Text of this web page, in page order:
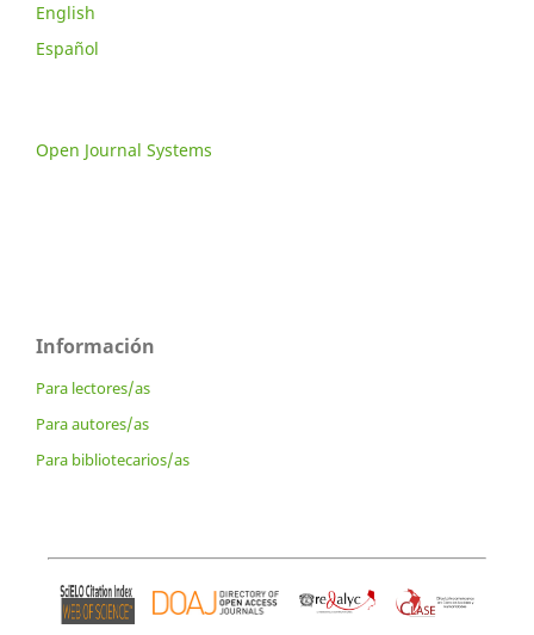
English
Español
Open Journal Systems
Información
Para lectores/as
Para autores/as
Para bibliotecarios/as